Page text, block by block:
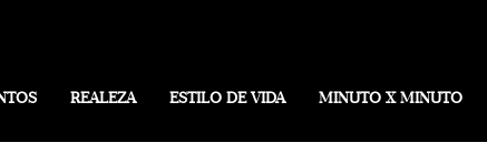
REALEZA ESTILO DE VIDA MINUTO X MINUTO